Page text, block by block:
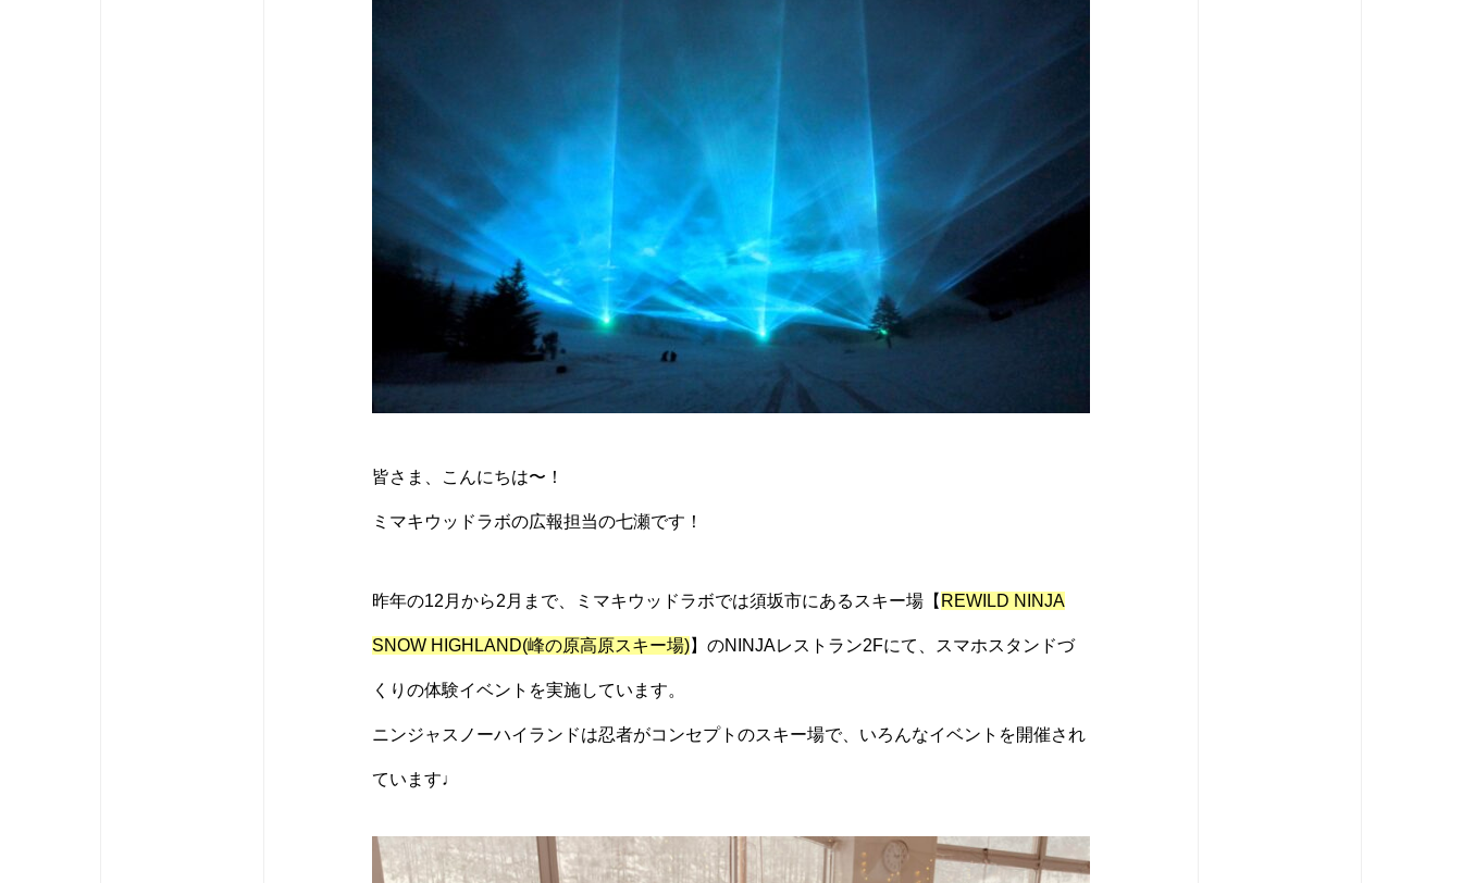
皆さま、こんにちは〜！
ミマキウッドラボの広報担当の七瀬です！
昨年の12月から2月まで、ミマキウッドラボでは須坂市にあるスキー場【 REWILD NINJA
SNOW HIGHLAND(峰の原高原スキー場)】のNINJAレストラン2Fにて、スマホスタンドづ
くりの体験イベントを実施しています。
ニンジャスノーハイランドは忍者がコンセプトのスキー場で、いろんなイベントを開催され
ています♩